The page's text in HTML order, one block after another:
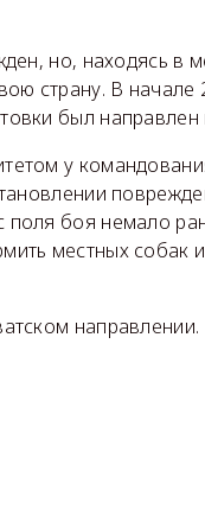
но, находясь в
страну. В начале
был
у
поля боя немало
местных собак
направлении.